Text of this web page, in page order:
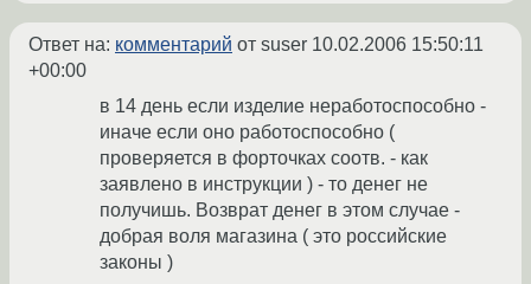
Ответ на: комментарий от suser 10.02.2006 15:50:11
+00:00
в 14 день если изделие неработоспособно -
иначе если оно работоспособно (
проверяется в форточках соотв. - как
заявлено в инструкции ) - то денег не
получишь. Возврат денег в этом случае -
добрая воля магазина ( это российские
законы )